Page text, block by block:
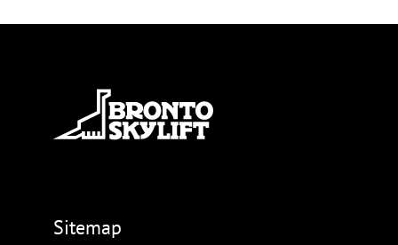
Sitemap